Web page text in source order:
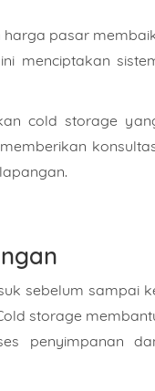
pasar
menciptakan
cold storage
sebelum sampai
storage
penyimpanan